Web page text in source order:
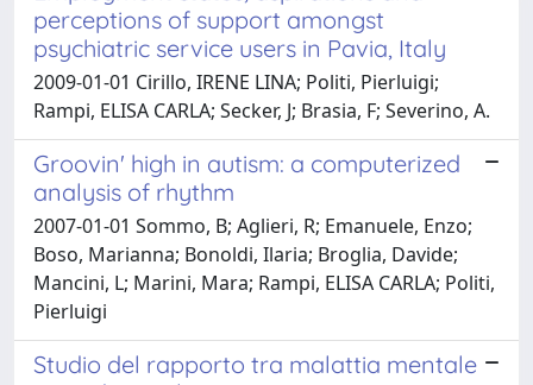
perceptions of support amongst
psychiatric service users in Pavia, Italy
2009-01-01 Cirillo, IRENE LINA; Politi, Pierluigi;
Rampi, ELISA CARLA; Secker, J; Brasia, F; Severino, A.
Groovin' high in autism: a computerized
analysis of rhythm
2007-01-01 Sommo, B; Aglieri, R; Emanuele, Enzo;
Boso, Marianna; Bonoldi, Ilaria; Broglia, Davide;
Mancini, L; Marini, Mara; Rampi, ELISA CARLA; Politi,
Pierluigi
Studio del rapporto tra malattia mentale